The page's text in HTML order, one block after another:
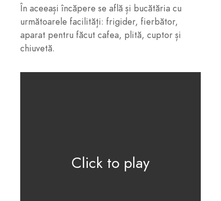
În aceeași încăpere se află și bucătăria cu
următoarele facilități: frigider, fierbător,
aparat pentru făcut cafea, plită, cuptor și
chiuvetă.
Click to play